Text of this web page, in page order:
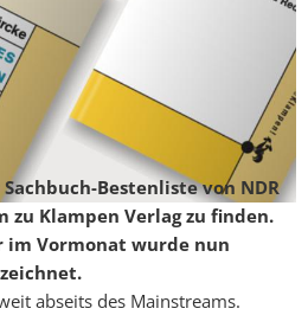
Bestenliste von NDR
zu Klampen Verlag zu finden.
im Vormonat wurde nun
abseits des Mainstreams.